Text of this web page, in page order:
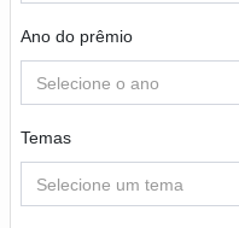
Ano do prêmio
Selecione o ano
Temas
Selecione um tema